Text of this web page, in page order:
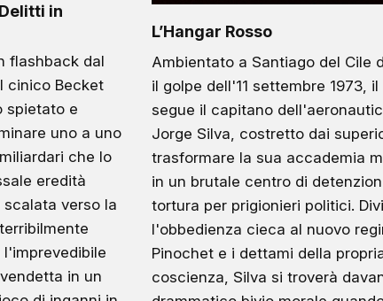
in
flashback dal
cinico Becket
spietato e
uno a uno
che lo
eredità
verso la
in un
L’Hangar Rosso
Ambientato a Santiago del Cile
il golpe dell'11 settembre 1973,
segue il capitano
Jorge Silva, costretto dai
trasformare la sua accademia
in un brutale centro di
tortura per prigionieri politici.
l'obbedienza cieca al nuovo
Pinochet e i dettami della
coscienza, Silva si troverà